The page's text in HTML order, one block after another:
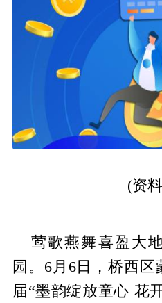
(资
莺歌燕舞喜盈大
园。6月6日，桥西区
届“墨韵绽放童心 花